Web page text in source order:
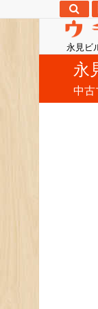
永見ビ
永
中